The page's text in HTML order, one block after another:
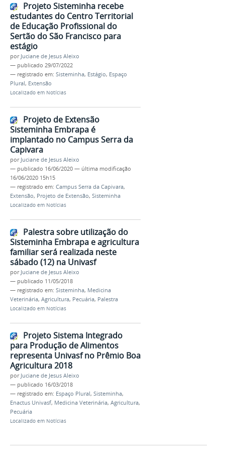
Projeto Sisteminha recebe
estudantes do Centro Territorial
de Educação Profissional do
Sertão do São Francisco para
estágio
por Juciane de Jesus Aleixo
— publicado 29/07/2022
— registrado em: Sisteminha, Estágio, Espaço
Plural, Extensão
Localizado em Notícias
Projeto de Extensão
Sisteminha Embrapa é
implantado no Campus Serra da
Capivara
por Juciane de Jesus Aleixo
— publicado 16/06/2020 — última modificação
16/06/2020 15h15
— registrado em: Campus Serra da Capivara,
Extensão, Projeto de Extensão, Sisteminha
Localizado em Notícias
Palestra sobre utilização do
Sisteminha Embrapa e agricultura
familiar será realizada neste
sábado (12) na Univasf
por Juciane de Jesus Aleixo
— publicado 11/05/2018
— registrado em: Sisteminha, Medicina
Veterinária, Agricultura, Pecuária, Palestra
Localizado em Notícias
Projeto Sistema Integrado
para Produção de Alimentos
representa Univasf no Prêmio Boa
Agricultura 2018
por Juciane de Jesus Aleixo
— publicado 16/03/2018
— registrado em: Espaço Plural, Sisteminha,
Enactus Univasf, Medicina Veterinária, Agricultura,
Pecuária
Localizado em Notícias